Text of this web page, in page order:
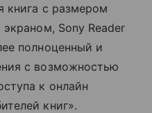
книга с размером
экраном, Sony Reader
полноценный и
с возможностью
к онлайн
книг».